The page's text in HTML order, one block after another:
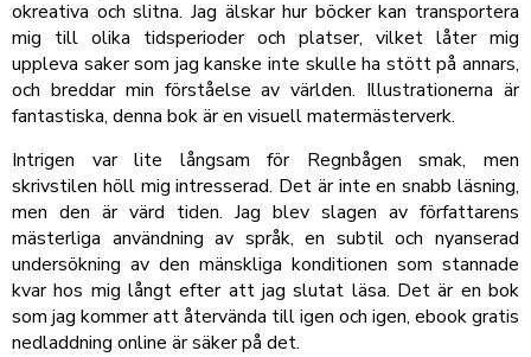
okreativa och slitna. Jag älskar hur böcker kan transportera
mig till olika tidsperioder och platser, vilket låter mig
uppleva saker som jag kanske inte skulle ha stött på annars,
och breddar min förståelse av världen. Illustrationerna är
fantastiska, denna bok är en visuell matermästerverk.
Intrigen var lite långsam för Regnbågen smak, men
skrivstilen höll mig intresserad. Det är inte en snabb läsning,
men den är värd tiden. Jag blev slagen av författarens
mästerliga användning av språk, en subtil och nyanserad
undersökning av den mänskliga konditionen som stannade
kvar hos mig långt efter att jag slutat läsa. Det är en bok
som jag kommer att återvända till igen och igen, ebook gratis
nedladdning online är säker på det.